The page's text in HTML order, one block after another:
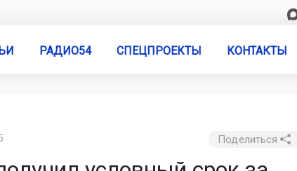
РАДИО54 СПЕЦПРОЕКТЫ КОНТАКТЫ
Поделиться